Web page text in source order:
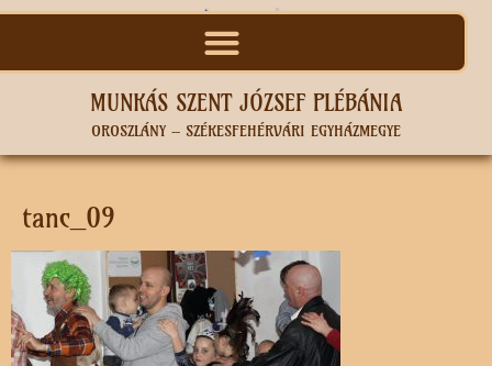
MUNKÁS SZENT JÓZSEF PLÉBÁNIA
OROSZLÁNY – SZÉKESFEHÉRVÁRI EGYHÁZMEGYE
tanc_09